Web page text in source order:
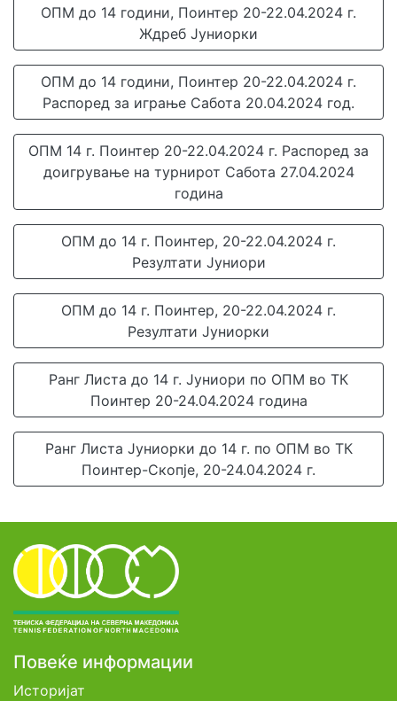
ОПМ до 14 години, Поинтер 20-22.04.2024 г.
Ждреб Јуниорки
ОПМ до 14 години, Поинтер 20-22.04.2024 г.
Распоред за играње Сабота 20.04.2024 год.
ОПМ 14 г. Поинтер 20-22.04.2024 г. Распоред за
доигрување на турнирот Сабота 27.04.2024
година
ОПМ до 14 г. Поинтер, 20-22.04.2024 г.
Резултати Јуниори
ОПМ до 14 г. Поинтер, 20-22.04.2024 г.
Резултати Јуниорки
Ранг Листа до 14 г. Јуниори по ОПМ во ТК
Поинтер 20-24.04.2024 година
Ранг Листа Јуниорки до 14 г. по ОПМ во ТК
Поинтер-Скопје, 20-24.04.2024 г.
Повеќе информации
Историјат